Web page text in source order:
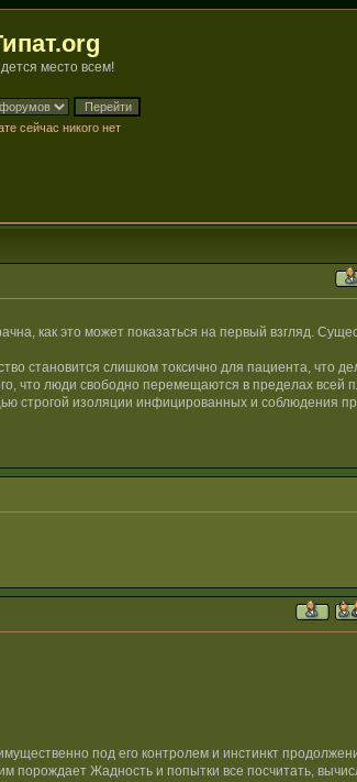
место всем!
сейчас никого нет
как это может показаться на первый взгляд.
становится слишком токсично для пациента, что
что люди свободно перемещаются в пределах всей
строгой изоляции инфицированных и соблюдения
под его контролем и инстинкт
Жадность и попытки все посчитать,